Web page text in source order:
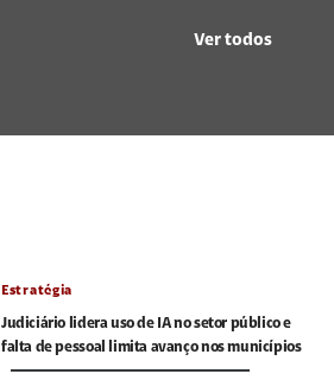
Ver todos
Estratégia
Judiciário lidera uso de IA no setor público e
falta de pessoal limita avanço nos municípios